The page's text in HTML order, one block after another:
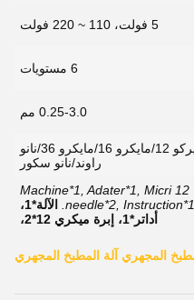
5 فولت، 110 ~ 220 فولت
6 مستويات
0.25-3.0 مم
ميركو 12/مايكرو 16/مايكرو 36/نانو
راوند/نانو سكور
Machine*1, Adater*1, Micri 12
needle*2, Instruction*1.
الآلة*1،
أداتر*1، إبرة ميكري 12*2،